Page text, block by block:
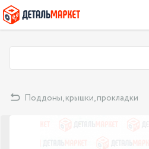
Поддоны, крышки, прокладки